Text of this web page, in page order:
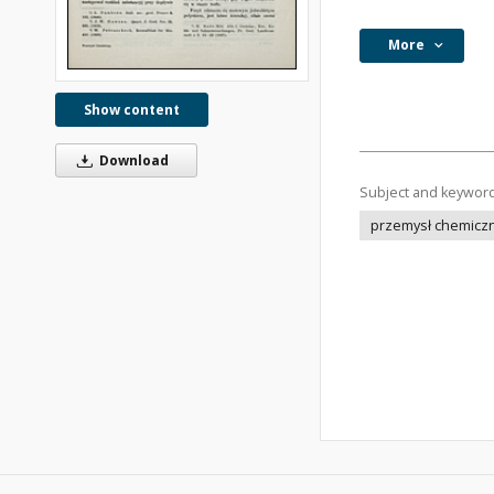
Show content
Download
More
Subject and
przemysł